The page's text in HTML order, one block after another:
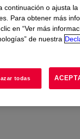
continuación o ajusta la
Para obtener más
en “Ver más
de nuestra
todas